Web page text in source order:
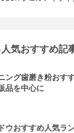
気おすすめ記
ング歯磨き粉おす
品を中心に
ウおすすめ人気ラ